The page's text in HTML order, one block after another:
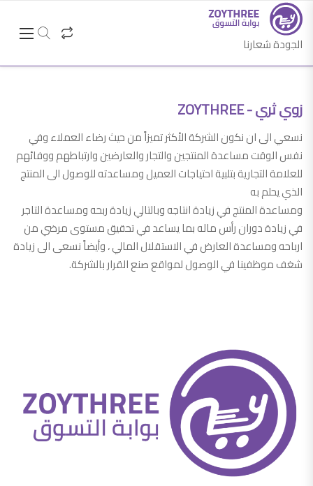
الجودة شعارنا
زوي ثري - ZOYTHREE
نسعي الى ان نكون الشركة الأكثر تميزاً من حيث رضاء العملاء وفي
نفس الوقت مساعدة المنتجين والتجار والعارضين وارتباطهم ووفائهم
للعلامة التجارية بتلبية احتياجات العميل ومساعدته للوصول الى المنتج
الذي يحلم به
ومساعدة المنتج في زيادة انتاجه وبالتالي زيادة ربحه ومساعدة التاجر
في زيادة دوران رأس ماله بما يساعد في تحقيق مستوى مرضي من
ارباحه ومساعدة العارض في الاستقلال المالي ، وأيضاً نسعى الى زيادة
شغف موظفينا في الوصول لمواقع صنع القرار بالشركة.